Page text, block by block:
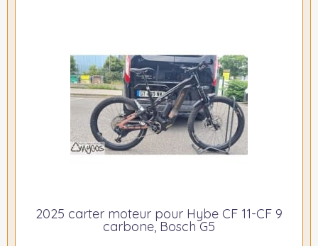
2025 carter moteur pour Hybe CF 11-CF 9
carbone, Bosch G5